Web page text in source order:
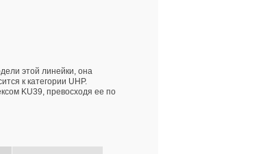
этой линейки, она
к категории UHP.
KU39, превосходя ее по